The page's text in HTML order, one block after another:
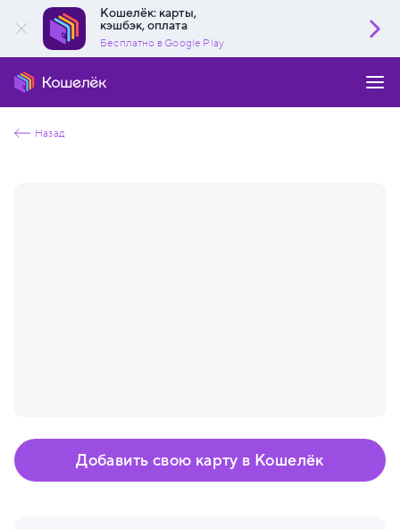
Кошелёк: карты,
кэшбэк, оплата
Бесплатно в Google Play
Назад
Добавить свою карту в Кошелёк